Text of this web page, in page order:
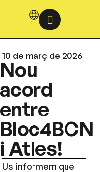
10 de març de 2026
Nou
acord
entre
Bloc4BCN
i Atles!
Us informem que